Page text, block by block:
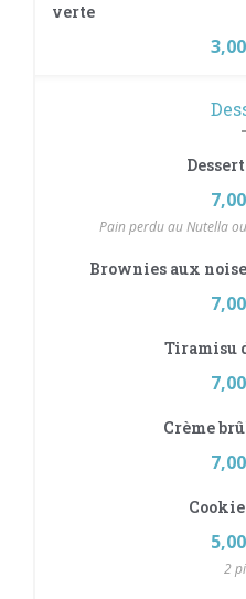
verte
Pain perdu au Nutella
Brownies aux
Tiramisu
Crème
2